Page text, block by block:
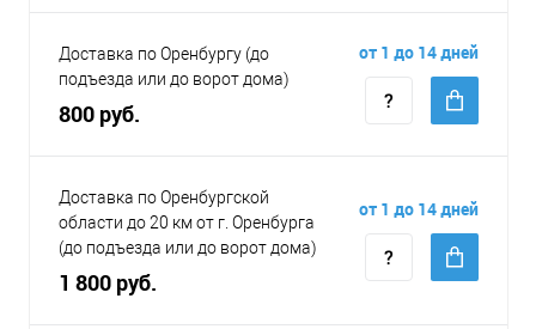
Доставка по Оренбургу (до
подъезда или до ворот дома)
800 руб.
от 1 до 14 дней
Доставка по Оренбургской
области до 20 км от г. Оренбурга
(до подъезда или до ворот дома)
1 800 руб.
от 1 до 14 дней